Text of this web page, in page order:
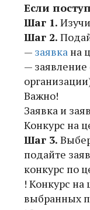
Если
Шаг 1.
Шаг 2.
— заявка на
—
Важно!
Заявка и
Конкурс на
Шаг 3.
подайте
конкурс по
! Конкурс
выбранных